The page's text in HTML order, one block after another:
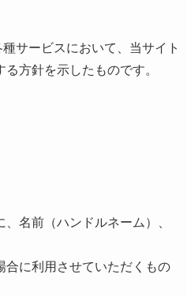
サービスにおいて、当サイト
方針を示したものです。
名前（ハンドルネーム）、
合に利用させていただくもの